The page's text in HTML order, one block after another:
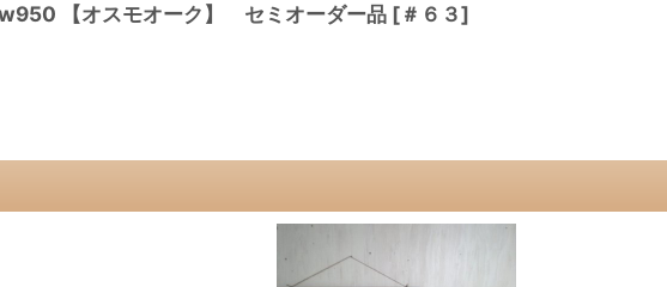
【オスモオーク】 セミオーダー品 [＃６３]